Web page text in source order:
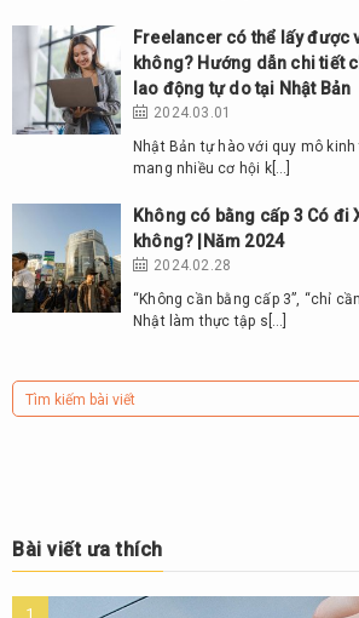
Freelancer có thể lấy được
không? Hướng dẫn chi tiết
lao động tự do tại Nhật Bản
2024.03.01
Nhật Bản tự hào với quy mô
mang nhiều cơ hội k[…]
Không có bằng cấp 3 Có đi
không? |Năm 2024
2024.02.28
“Không cần bằng cấp 3”, “chỉ
Nhật làm thực tập s[…]
Bài viết ưa thích